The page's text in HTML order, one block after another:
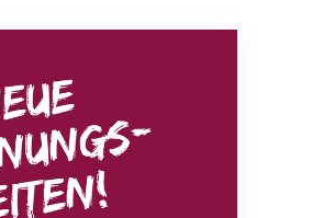
ab 1. August 2026